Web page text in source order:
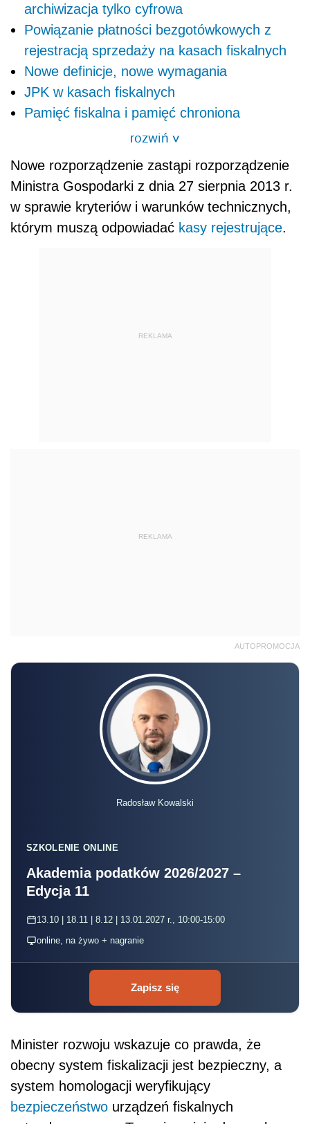
archiwizacja tylko cyfrowa
Powiązanie płatności bezgotówkowych z
rejestracją sprzedaży na kasach fiskalnych
Nowe definicje, nowe wymagania
JPK w kasach fiskalnych
Pamięć fiskalna i pamięć chroniona
rozwiń>
Nowe rozporządzenie zastąpi rozporządzenie
Ministra Gospodarki z dnia 27 sierpnia 2013 r.
w sprawie kryteriów i warunków technicznych,
którym muszą odpowiadać kasy rejestrujące.
REKLAMA
REKLAMA
AUTOPROMOCJA
Radosław Kowalski
SZKOLENIE ONLINE
Akademia podatków 2026/2027 –
Edycja 11
13.10 | 18.11 | 8.12 | 13.01.2027 r., 10:00-15:00
online, na żywo + nagranie
Zapisz się
Minister rozwoju wskazuje co prawda, że
obecny system fiskalizacji jest bezpieczny, a
system homologacji weryfikujący
bezpieczeństwo urządzeń fiskalnych